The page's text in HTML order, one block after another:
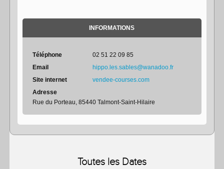
INFORMATIONS
Téléphone
02 51 22 09 85
Email
hippo.les.sables@wanadoo.fr
Site internet
vendee-courses.com
Adresse
Rue du Porteau, 85440 Talmont-Saint-Hilaire
Toutes les Dates